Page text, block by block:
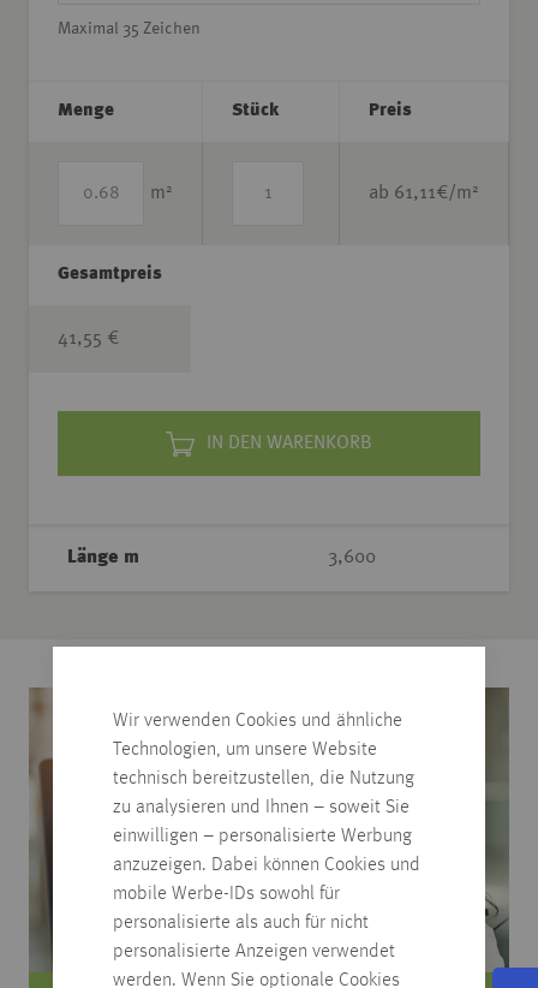
Wir verwenden Cookies und ähnliche
Technologien, um unsere Website
technisch bereitzustellen, die Nutzung
zu analysieren und Ihnen – soweit Sie
einwilligen – personalisierte Werbung
anzuzeigen. Dabei können Cookies und
mobile Werbe-IDs sowohl für
personalisierte als auch für nicht
personalisierte Anzeigen verwendet
werden. Wenn Sie optionale Cookies
Maximal 35 Zeichen
Menge
m 2
Stück Preis
ab 61,11€/m 2
Gesamtpreis
41,55 €
IN DEN WARENKORB
Länge m 3,600